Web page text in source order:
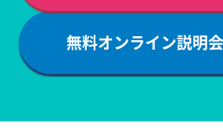
無料オンライン説明